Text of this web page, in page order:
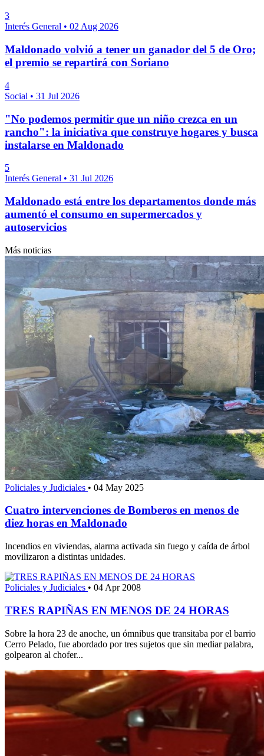
3
Interés General • 02 Aug 2026
Maldonado volvió a tener un ganador del 5 de Oro;
el premio se repartirá con Soriano
4
Social • 31 Jul 2026
"No podemos permitir que un niño crezca en un
rancho": la iniciativa que construye hogares y busca
instalarse en Maldonado
5
Interés General • 31 Jul 2026
Maldonado está entre los departamentos donde más
aumentó el consumo en supermercados y
autoservicios
Más noticias
Policiales y Judiciales • 04 May 2025
Cuatro intervenciones de Bomberos en menos de
diez horas en Maldonado
Incendios en viviendas, alarma activada sin fuego y caída de árbol
movilizaron a distintas unidades.
Policiales y Judiciales • 04 Apr 2008
TRES RAPIÑAS EN MENOS DE 24 HORAS
Sobre la hora 23 de anoche, un ómnibus que transitaba por el barrio
Cerro Pelado, fue abordado por tres sujetos que sin mediar palabra,
golpearon al chofer...